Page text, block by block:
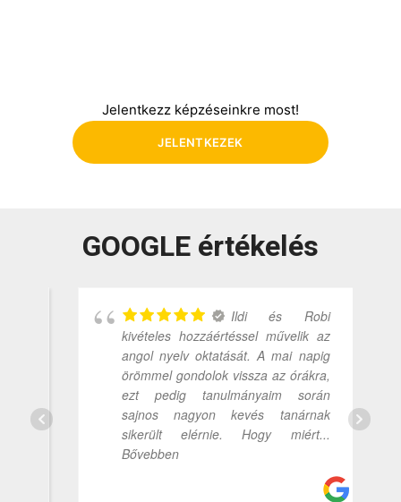
Jelentkezz képzéseinkre most!
JELENTKEZEK
GOOGLE értékelés
Ildi és Robi
kivételes hozzáértéssel művelik az
angol nyelv oktatását. A mai napig
örömmel gondolok vissza az órákra,
ezt pedig tanulmányaim során
sajnos nagyon kevés tanárnak
sikerült elérnie. Hogy miért...
Bővebben